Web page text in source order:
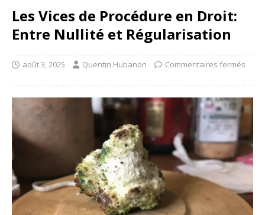
Les Vices de Procédure en Droit:
Entre Nullité et Régularisation
août 3, 2025 Quentin Hubanon Commentaires fermés